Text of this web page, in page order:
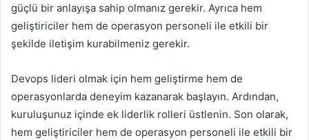
güçlü bir anlayışa sahip olmanız gerekir. Ayrıca hem
geliştiriciler hem de operasyon personeli ile etkili bir
şekilde iletişim kurabilmeniz gerekir.
Devops lideri olmak için hem geliştirme hem de
operasyonlarda deneyim kazanarak başlayın. Ardından,
kuruluşunuz içinde ek liderlik rolleri üstlenin. Son olarak,
hem geliştiriciler hem de operasyon personeli ile etkili bir